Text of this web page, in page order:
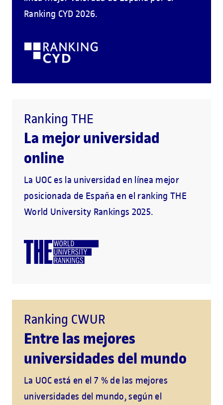
Ranking CYD 2026.
Ranking THE
La mejor universidad
online
La UOC es la universidad en línea mejor
posicionada de España en el ranking THE
World University Rankings 2025.
Ranking CWUR
Entre las mejores
universidades del mundo
La UOC está en el 7 % de las mejores
universidades del mundo, según el